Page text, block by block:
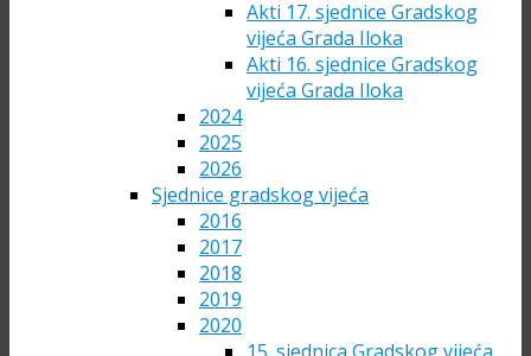
Akti 17. sjednice Gradskog
vijeća Grada Iloka
Akti 16. sjednice Gradskog
vijeća Grada Iloka
2024
2025
2026
Sjednice gradskog vijeća
2016
2017
2018
2019
2020